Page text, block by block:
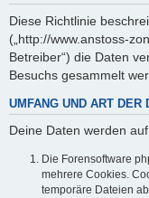
Diese Richtlinie
(„http://www.anstoss-
Betreiber“) die Daten
Besuchs gesammelt
UMFANG UND ART DER
Deine Daten werden
Die Forensoftware
mehrere Cookies.
temporäre Dateien